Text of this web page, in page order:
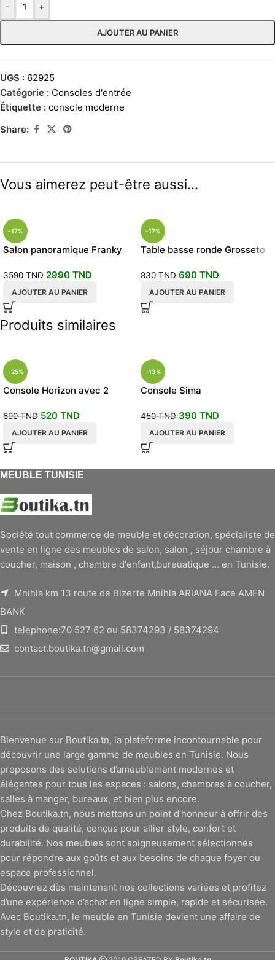
- +
AJOUTER AU PANIER
UGS : 62925
Catégorie : Consoles d'entrée
Étiquette : console moderne
Share:
Vous aimerez peut-être aussi…
-17%
Salon panoramique Franky
3590TND 2990 TND
AJOUTER AU PANIER
-17%
Table basse ronde Grosseto
830TND 690 TND
AJOUTER AU PANIER
Produits similaires
-25%
Console Horizon avec 2
690TND 520 TND
AJOUTER AU PANIER
-13%
Console Sima
450TND 390 TND
AJOUTER AU PANIER
MEUBLE TUNISIE
Société tout commerce de meuble et décoration, spécialiste de
vente en ligne des meubles de salon, salon , séjour chambre à
coucher, maison , chambre d'enfant,bureuatique ... en Tunisie.
Mnihla km 13 route de Bizerte Mnihla ARIANA Face AMEN
BANK
telephone:70 527 62 ou 58374293 / 58374294
contact.boutika.tn@gmail.com
Bienvenue sur Boutika.tn, la plateforme incontournable pour
découvrir une large gamme de meubles en Tunisie. Nous
proposons des solutions d’ameublement modernes et
élégantes pour tous les espaces : salons, chambres à coucher,
salles à manger, bureaux, et bien plus encore.
Chez Boutika.tn, nous mettons un point d’honneur à offrir des
produits de qualité, conçus pour allier style, confort et
durabilité. Nos meubles sont soigneusement sélectionnés
pour répondre aux goûts et aux besoins de chaque foyer ou
espace professionnel.
Découvrez dès maintenant nos collections variées et profitez
d’une expérience d’achat en ligne simple, rapide et sécurisée.
Avec Boutika.tn, le meuble en Tunisie devient une affaire de
style et de praticité.